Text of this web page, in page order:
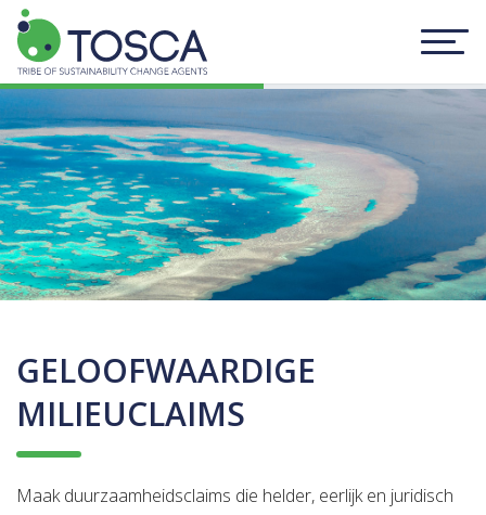
GELOOFWAARDIGE
MILIEUCLAIMS
Maak duurzaamheidsclaims die helder, eerlijk en juridisch